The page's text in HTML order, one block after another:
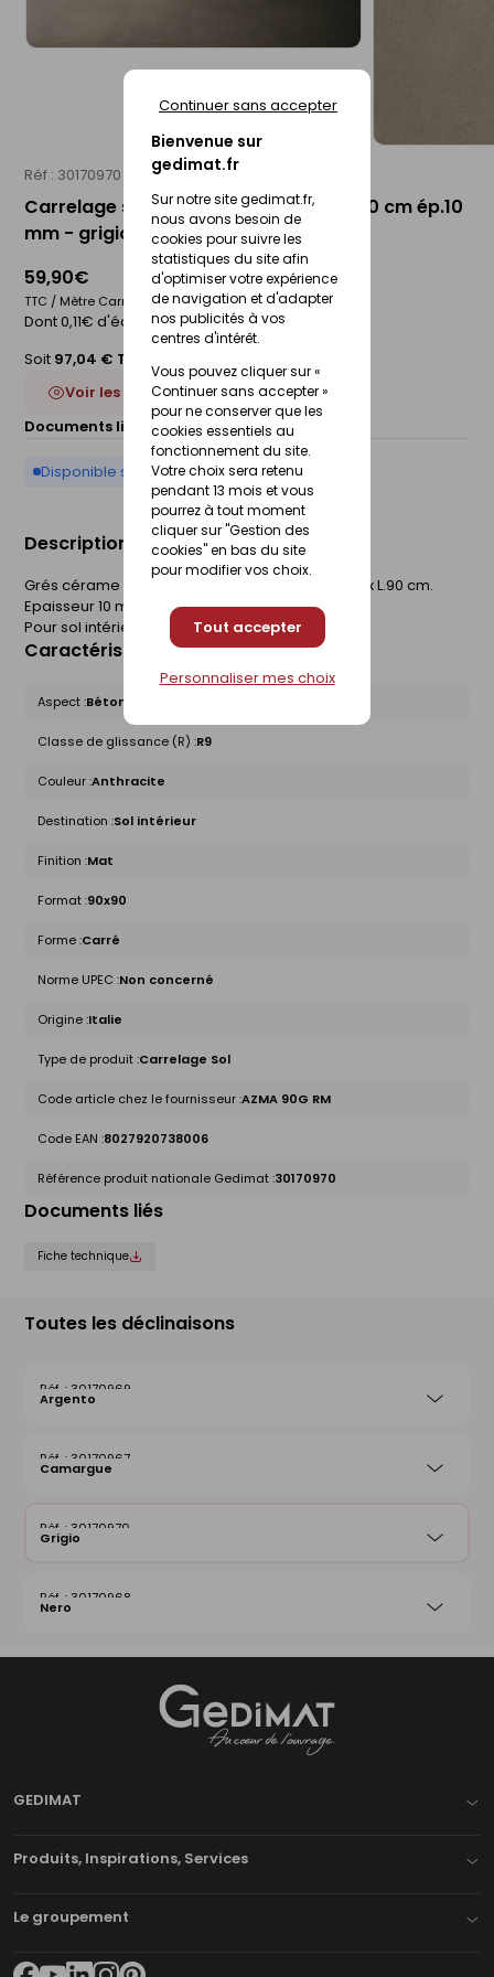
Bienvenue sur
gedimat.fr
Sur notre site gedimat.fr,
nous avons besoin de
cookies pour suivre les
statistiques du site afin
d'optimiser votre expérience
de navigation et d'adapter
nos publicités à vos
centres d'intérêt.
Vous pouvez cliquer sur «
Continuer sans accepter »
pour ne conserver que les
cookies essentiels au
fonctionnement du site.
Votre choix sera retenu
pendant 13 mois et vous
pourrez à tout moment
cliquer sur "Gestion des
cookies" en bas du site
pour modifier vos choix.
Tout accepter
Continuer sans accepter
Personnaliser mes choix
Réf : 30170970 IMOLA
Carrelage sol intérieur AZUMA - 90 x 90 cm ép.10
mm - grigio
59,90€
TTC / Mètre Carré
Dont 0,11€ d'éco-participation
Soit 97,04 € TTC
Voir les 4 déclinaisons
Documents liés :
Fiche technique
Disponible sur commande
Description du produit
Grés cérame coloré dans la masse. Rectifié. 90 x L.90 cm.
Epaisseur 10 mm. Boîte de 1,62 m².
Pour sol intérieur.
Caractéristiques du produit
Aspect :Béton
Classe de glissance (R) :R9
Couleur :Anthracite
Destination :Sol intérieur
Finition :Mat
Format :90x90
Forme :Carré
Norme UPEC :Non concerné
Origine :Italie
Type de produit :Carrelage Sol
Code article chez le fournisseur :AZMA 90G RM
Code EAN :8027920738006
Référence produit nationale Gedimat :30170970
Documents liés
Fiche technique
Toutes les déclinaisons
30170969
Argento
30170967
Camargue
30170970
Grigio
30170968
Nero
GEDIMAT
Produits, Inspirations, Services
Le groupement